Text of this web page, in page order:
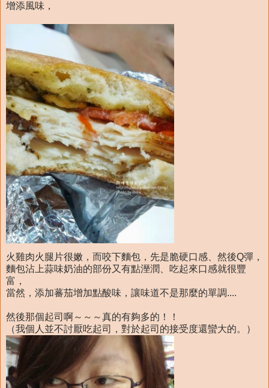
增添風味，
火雞肉火腿片很嫩，而咬下麵包，先是脆硬口感、然後Q彈，
麵包沾上蒜味奶油的部份又有點溼潤、吃起來口感就很豐
富，
當然，添加蕃茄增加點酸味，讓味道不是那麼的單調....
然後那個起司啊～～～真的有夠多的！！
（我個人並不討厭吃起司，對於起司的接受度還蠻大的。）